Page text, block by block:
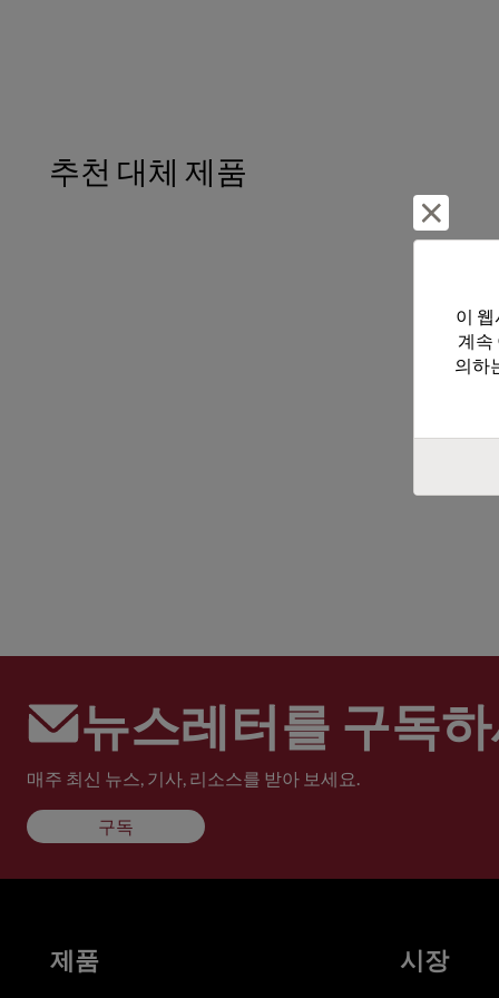
추천 대체 제품
뉴스레터를 구독
매주 최신 뉴스, 기사, 리소스를 받아 보세요.
구독
이
계속
의하
제품 시장